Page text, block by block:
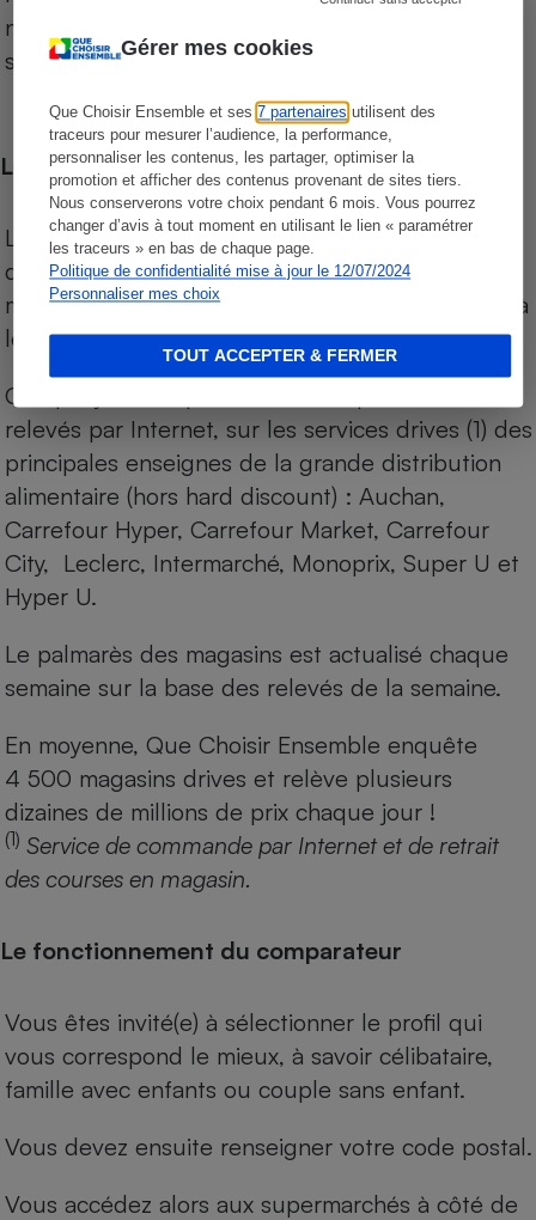
Gérer mes cookies
Que Choisir Ensemble et ses7 partenaires utilisent des
traceurs pour mesurer l’audience, la performance,
personnaliser les contenus, les partager, optimiser la
promotion et afficher des contenus provenant de sites tiers.
Nous conserverons votre choix pendant 6 mois. Vous pourrez
changer d’avis à tout moment en utilisant le lien « paramétrer
les traceurs » en bas de chaque page.
Politique de confidentialité mise à jour le 12/07/2024
Personnaliser mes choix
TOUT ACCEPTER & FERMER
niveau de prix des supermarchés, géolocalisés
sur le territoire français.
Les comparaisons de prix
Les comparaisons sont réalisées sur l’ensemble
des produits des magasins. Les produits de
marques de distributeurs (MDD) sont comparés à
leurs équivalents chez leurs concurrents.
Chaque jour, les prix de tous les produits sont
relevés par Internet, sur les services drives (1) des
principales enseignes de la grande distribution
alimentaire (hors hard discount) : Auchan,
Carrefour Hyper, Carrefour Market, Carrefour
City, Leclerc, Intermarché, Monoprix, Super U et
Hyper U.
Le palmarès des magasins est actualisé chaque
semaine sur la base des relevés de la semaine.
En moyenne, Que Choisir Ensemble enquête
4 500 magasins drives et relève plusieurs
dizaines de millions de prix chaque jour !
(1) Service de commande par Internet et de retrait
des courses en magasin.
Le fonctionnement du comparateur
Vous êtes invité(e) à sélectionner le profil qui
vous correspond le mieux, à savoir célibataire,
famille avec enfants ou couple sans enfant.
Vous devez ensuite renseigner votre code postal.
Vous accédez alors aux supermarchés à côté de